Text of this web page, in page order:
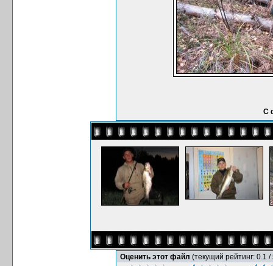
С
Оценить этот файл (текущий рейтинг: 0.1 /